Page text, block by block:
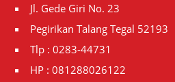
Jl. Gede Giri No. 23
Pegirikan Talang Tegal 52193
Tlp : 0283-44731
HP : 081288026122